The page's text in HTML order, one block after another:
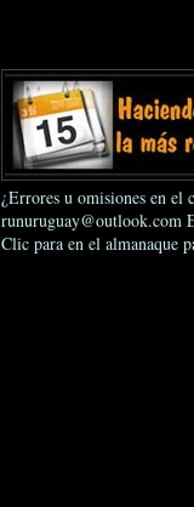
¿Errores u omisiones en el
runuruguay@outlook.com
Clic para en el almanaque